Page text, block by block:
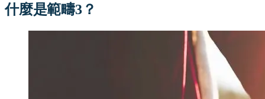
什麼是範疇3？